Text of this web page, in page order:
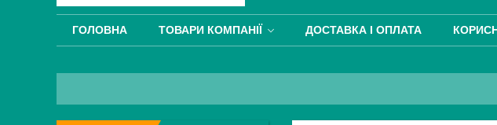
ГОЛОВНА ТОВАРИ КОМПАНІЇ ДОСТАВКА І ОПЛАТА